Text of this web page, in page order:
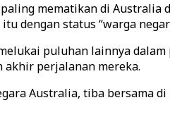
mematikan di
dengan status “warga
puluhan lainnya
akhir perjalanan mereka.
Australia, tiba bersama